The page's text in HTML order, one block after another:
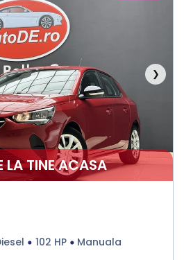
❯
LA TINE ACASA
102 HP Manuala